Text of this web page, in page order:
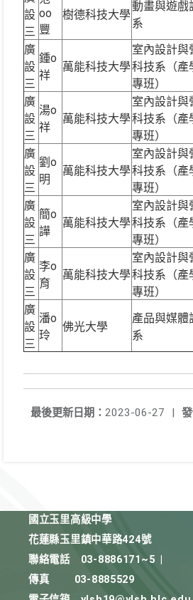
設
三
oo
豐
樹德科技大學
動畫與遊戲
系
廣
設
三
鍾o
祥
萬能科技大學
室內設計與
科技系（產
專班）
廣
設
三
湯o
祥
萬能科技大學
室內設計與
科技系（產
專班）
廣
設
三
劉o
明
萬能科技大學
室內設計與
科技系（產
專班）
廣
設
三
簡o
譁
萬能科技大學
室內設計與
科技系（產
專班）
廣
設
三
李o
育
萬能科技大學
室內設計與
科技系（產
專班）
廣
設
三
潘o
玲
佛光大學
產品與媒體
系
最後更新日期： 2023-06-27
|
國立玉里高級中學
花蓮縣玉里鎮中華路424號
聯絡電話
03-8886171~5
傳真
03-8885529